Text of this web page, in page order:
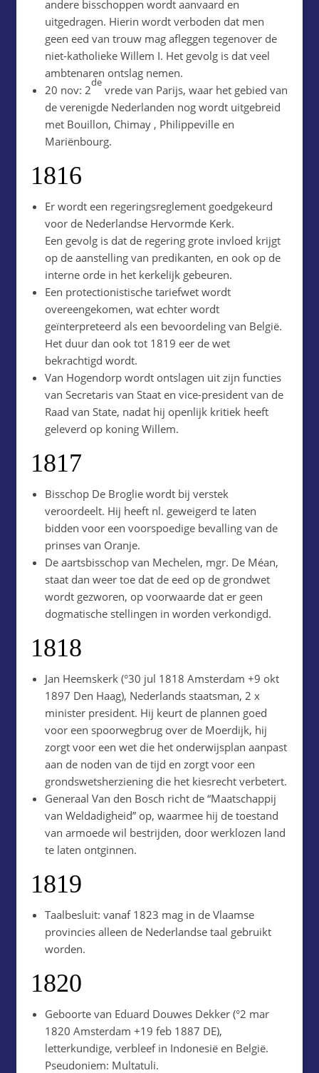
andere bisschoppen wordt aanvaard en
uitgedragen. Hierin wordt verboden dat men
geen eed van trouw mag afleggen tegenover de
niet-katholieke Willem I. Het gevolg is dat veel
ambtenaren ontslag nemen.
20 nov: 2
de
vrede van Parijs, waar het gebied van
de verenigde Nederlanden nog wordt uitgebreid
met Bouillon, Chimay , Philippeville en
Mariënbourg.
1816
Er wordt een regeringsreglement goedgekeurd
voor de Nederlandse Hervormde Kerk.
Een gevolg is dat de regering grote invloed krijgt
op de aanstelling van predikanten, en ook op de
interne orde in het kerkelijk gebeuren.
Een protectionistische tariefwet wordt
overeengekomen, wat echter wordt
geïnterpreteerd als een bevoordeling van België.
Het duur dan ook tot 1819 eer de wet
bekrachtigd wordt.
Van Hogendorp wordt ontslagen uit zijn functies
van Secretaris van Staat en vice-president van de
Raad van State, nadat hij openlijk kritiek heeft
geleverd op koning Willem.
1817
Bisschop De Broglie wordt bij verstek
veroordeelt. Hij heeft nl. geweigerd te laten
bidden voor een voorspoedige bevalling van de
prinses van Oranje.
De aartsbisschop van Mechelen, mgr. De Méan,
staat dan weer toe dat de eed op de grondwet
wordt gezworen, op voorwaarde dat er geen
dogmatische stellingen in worden verkondigd.
1818
Jan Heemskerk (°30 jul 1818 Amsterdam +9 okt
1897 Den Haag), Nederlands staatsman, 2 x
minister president. Hij keurt de plannen goed
voor een spoorwegbrug over de Moerdijk, hij
zorgt voor een wet die het onderwijsplan aanpast
aan de noden van de tijd en zorgt voor een
grondswetsherziening die het kiesrecht verbetert.
Generaal Van den Bosch richt de “Maatschappij
van Weldadigheid” op, waarmee hij de toestand
van armoede wil bestrijden, door werklozen land
te laten ontginnen.
1819
Taalbesluit: vanaf 1823 mag in de Vlaamse
provincies alleen de Nederlandse taal gebruikt
worden.
1820
Geboorte van Eduard Douwes Dekker (°2 mar
1820 Amsterdam +19 feb 1887 DE),
letterkundige, verbleef in Indonesië en België.
Pseudoniem: Multatuli.